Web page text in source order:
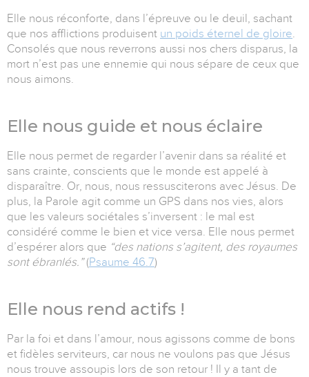
Elle nous réconforte, dans l’épreuve ou le deuil, sachant
que nos afflictions produisent un poids éternel de gloire.
Consolés que nous reverrons aussi nos chers disparus, la
mort n’est pas une ennemie qui nous sépare de ceux que
nous aimons.
Elle nous guide et nous éclaire
Elle nous permet de regarder l’avenir dans sa réalité et
sans crainte, conscients que le monde est appelé à
disparaître. Or, nous, nous ressusciterons avec Jésus. De
plus, la Parole agit comme un GPS dans nos vies, alors
que les valeurs sociétales s’inversent : le mal est
considéré comme le bien et vice versa. Elle nous permet
d’espérer alors que “des nations s’agitent, des royaumes
sont ébranlés.”(Psaume 46.7)
Elle nous rend actifs !
Par la foi et dans l’amour, nous agissons comme de bons
et fidèles serviteurs, car nous ne voulons pas que Jésus
nous trouve assoupis lors de son retour ! Il y a tant de